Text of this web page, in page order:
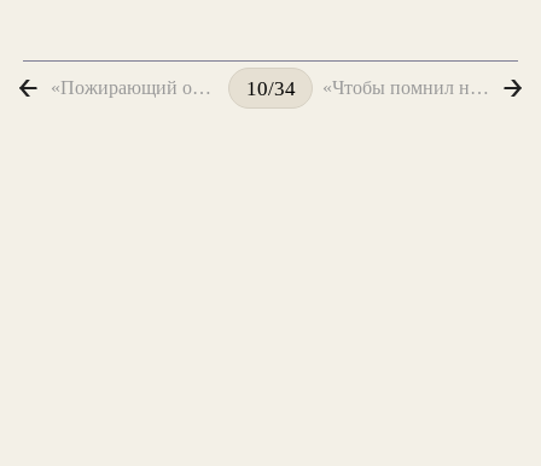
«Пожирающий огонь — мой конь...» 10/34 «Чтобы помнил не часочек, не годок...»